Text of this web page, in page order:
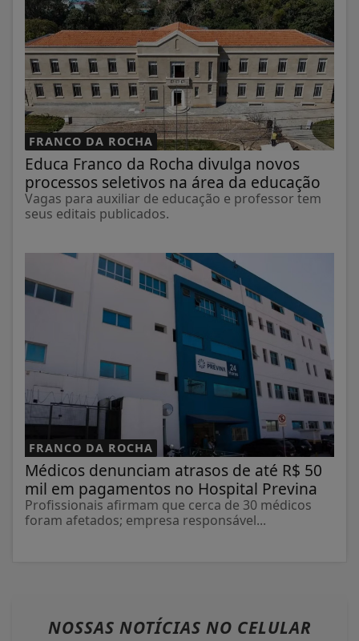
FRANCO DA ROCHA
Educa Franco da Rocha divulga novos
processos seletivos na área da educação
Vagas para auxiliar de educação e professor tem
seus editais publicados.
FRANCO DA ROCHA
Médicos denunciam atrasos de até R$ 50
mil em pagamentos no Hospital Previna
Profissionais afirmam que cerca de 30 médicos
foram afetados; empresa responsável...
NOSSAS NOTÍCIAS NO CELULAR